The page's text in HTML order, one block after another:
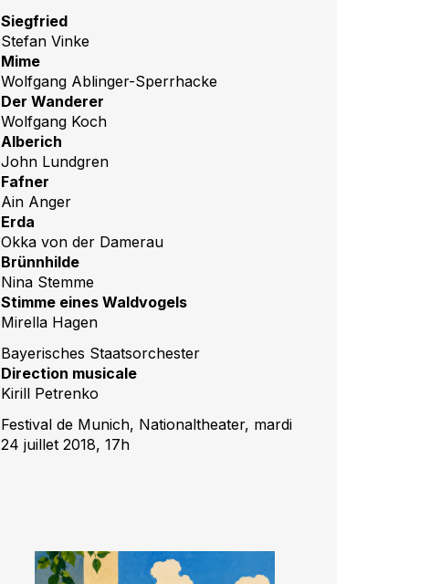
Siegfried
Stefan Vinke
Mime
Wolfgang Ablinger-Sperrhacke
Der Wanderer
Wolfgang Koch
Alberich
John Lundgren
Fafner
Ain Anger
Erda
Okka von der Damerau
Brünnhilde
Nina Stemme
Stimme eines Waldvogels
Mirella Hagen
Bayerisches Staatsorchester
Direction musicale
Kirill Petrenko
Festival de Munich, Nationaltheater, mardi
24 juillet 2018, 17h